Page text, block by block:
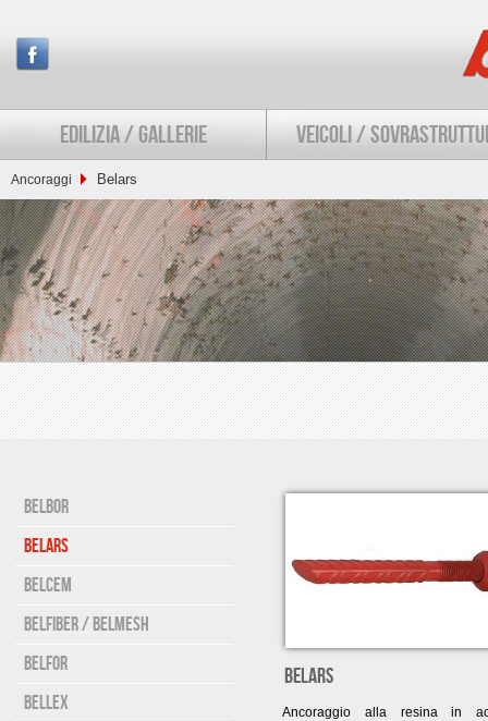
EDILIZIA / GALLERIE VEICOLI /
Ancoraggi Belars
Belbor
Belars
Belcem
Belfiber / Belmesh
Belfor
Bellex
BELARS
Ancoraggio alla resina in